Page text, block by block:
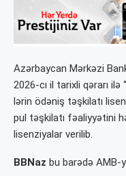
Azərbaycan Mərkəzi
2026-cı il tarixli qərarı ilə
lərin ödəniş təşkilatı
pul təşkilatı fəaliyyətini
lisenziyalar verilib.
BBNaz bu barədə AMB-